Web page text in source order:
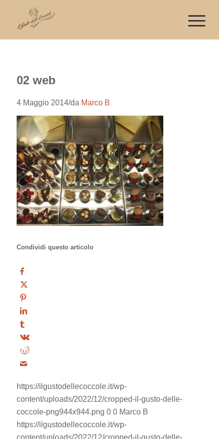
02 web
4 Maggio 2014/da Marco B
Condividi questo articolo
https://ilgustodellecoccole.it/wp-
content/uploads/2022/12/cropped-il-gusto-delle-
coccole-png944x944.png 0 0 Marco B
https://ilgustodellecoccole.it/wp-
content/uploads/2022/12/cropped-il-gusto-delle-